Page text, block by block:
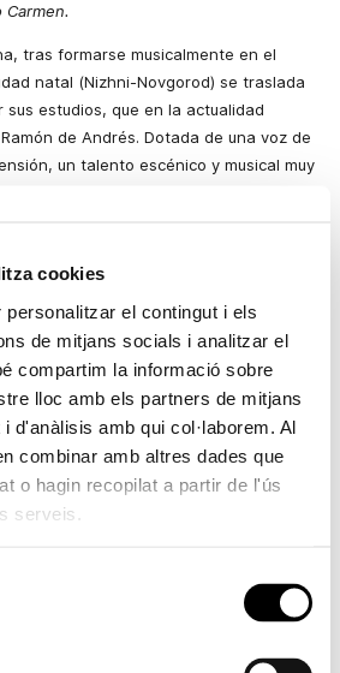
cookies
el contingut i els
de mitjans socials i analitzar el
compartim la informació sobre
lloc amb els partners de mitjans
d'anàlisis amb qui col·laborem. Al
combinar amb altres dades que
o hagin recopilat a partir de l'ús
serveis.
Carmen.
tras formarse musicalmente en el
natal (Nizhni-Novgorod) se traslada
sus estudios, que en la actualidad
de Andrés. Dotada de una voz de
un talento escénico y musical muy
Marmilo, nacida en la ciudad de
la A.R.M. Gnesin graduándose con las
la especialidad de Ópera y Concierto.
profesor Ramón de Andrés.
por extensión, volumen y
su carrera profesional con numerosas
y ahora España.
Todorovski, nacido en 1992 en la ciudad
termina la escuela de música básica
Laude. Poco después comienza a
Ópera y el Ballet de Macedonia. En
debutado con papeles en las